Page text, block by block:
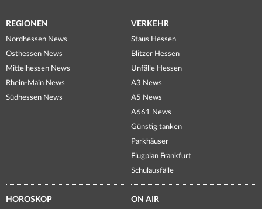
REGIONEN
Nordhessen News
Osthessen News
Mittelhessen News
Rhein-Main News
Südhessen News
VERKEHR
Staus Hessen
Blitzer Hessen
Unfälle Hessen
A3 News
A5 News
A661 News
Günstig tanken
Parkhäuser
Flugplan Frankfurt
Schulausfälle
HOROSKOP ON AIR